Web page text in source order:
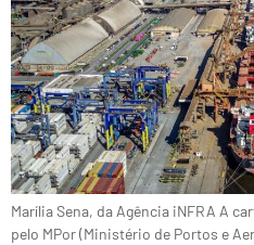
Marília Sena, da Agência iNFRA A
pelo MPor (Ministério de Portos e